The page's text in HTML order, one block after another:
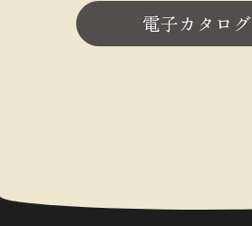
電子カタログ